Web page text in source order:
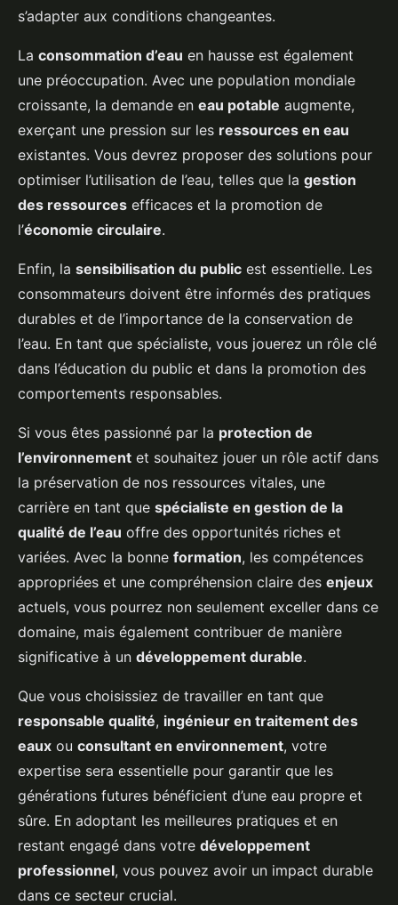
s’adapter aux conditions changeantes.
La consommation d’eau en hausse est également
une préoccupation. Avec une population mondiale
croissante, la demande en eau potable augmente,
exerçant une pression sur les ressources en eau
existantes. Vous devrez proposer des solutions pour
optimiser l’utilisation de l’eau, telles que la gestion
des ressources efficaces et la promotion de
l’économie circulaire.
Enfin, la sensibilisation du public est essentielle. Les
consommateurs doivent être informés des pratiques
durables et de l’importance de la conservation de
l’eau. En tant que spécialiste, vous jouerez un rôle clé
dans l’éducation du public et dans la promotion des
comportements responsables.
Si vous êtes passionné par la protection de
l’environnement et souhaitez jouer un rôle actif dans
la préservation de nos ressources vitales, une
carrière en tant que spécialiste en gestion de la
qualité de l’eau offre des opportunités riches et
variées. Avec la bonne formation, les compétences
appropriées et une compréhension claire des enjeux
actuels, vous pourrez non seulement exceller dans ce
domaine, mais également contribuer de manière
significative à un développement durable.
Que vous choisissiez de travailler en tant que
responsable qualité, ingénieur en traitement des
eaux ou consultant en environnement, votre
expertise sera essentielle pour garantir que les
générations futures bénéficient d’une eau propre et
sûre. En adoptant les meilleures pratiques et en
restant engagé dans votre développement
professionnel, vous pouvez avoir un impact durable
dans ce secteur crucial.